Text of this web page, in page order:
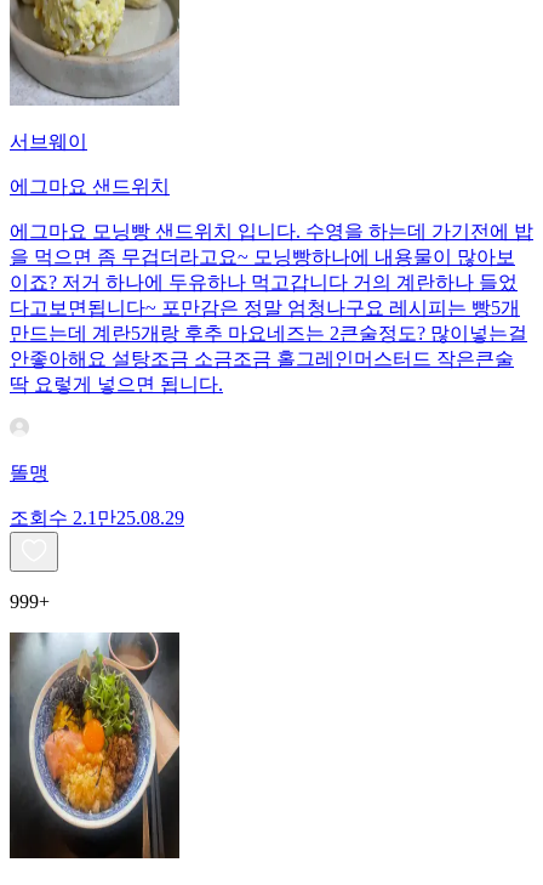
서브웨이
에그마요 샌드위치
에그마요 모닝빵 샌드위치 입니다. 수영을 하는데 가기전에 밥
을 먹으면 좀 무겁더라고요~ 모닝빵하나에 내용물이 많아보
이죠? 저거 하나에 두유하나 먹고갑니다 거의 계란하나 들었
다고보면됩니다~ 포만감은 정말 엄청나구요 레시피는 빵5개
만드는데 계란5개랑 후추 마요네즈는 2큰술정도? 많이넣는걸
안좋아해요 설탕조금 소금조금 홀그레인머스터드 작은큰술
딱 요렇게 넣으면 됩니다.
똘맹
조회수 2.1만25.08.29
999+